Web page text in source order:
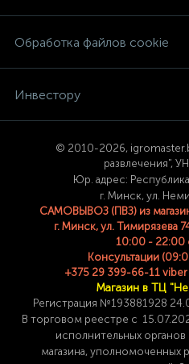
Обработка файлов cookie
Инвестору
© 2010-2026, igromaster.
развлечения",
Юр. адрес:
г. Минск, ул.
САМОВЫВОЗ (ПВЗ) из
г. Минск, ул. Тимирязева
10:00 - 22:00
Консультации
+375 29 399-66-11
Магазин в ТЦ
Регистрация №193881928 24
В торговом реестре с
исполнительных
магазина,уполномоченных